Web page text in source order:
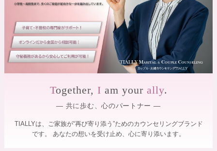
｜
全
国
オ
ン
ラ
ン
・
カ
サ
ポ
ー
ト
し
ま
す
。
専
の
セ
ラ
Together, I am your ally.
― 共に歩む、心のパートナー ―
TIALLYは、ご家族が“再び寄り添う”ためのカウンセリングブランド
です。
あなたの想いを受け止め、心に寄り添います。